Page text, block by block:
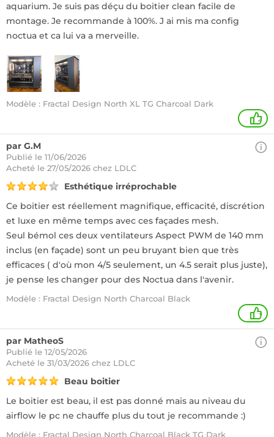
aquarium. Je suis pas déçu du boitier clean facile de
montage. Je recommande à 100%. J ai mis ma config
noctua et ca lui va a merveille.
Modèle : Fractal Design North XL TG Charcoal Dark
2
par G.M
Publié le 11/06/2026
Acheté le 27/05/2026 chez LDLC
Esthétique irréprochable
Ce boitier est réellement magnifique, efficacité, discrétion
et luxe en même temps avec ces façades mesh.
Seul bémol ces deux ventilateurs Aspect PWM de 140 mm
inclus (en façade) sont un peu bruyant bien que très
efficaces ( d'où mon 4/5 seulement, un 4.5 serait plus juste),
je pense les changer pour des Noctua dans l'avenir.
Modèle : Fractal Design North Charcoal Black
+
par MatheoS
Publié le 12/05/2026
Acheté le 31/03/2026 chez LDLC
Beau boitier
Le boitier est beau, il est pas donné mais au niveau du
airflow le pc ne chauffe plus du tout je recommande :)
Modèle : Fractal Design North Charcoal Black TG Dark